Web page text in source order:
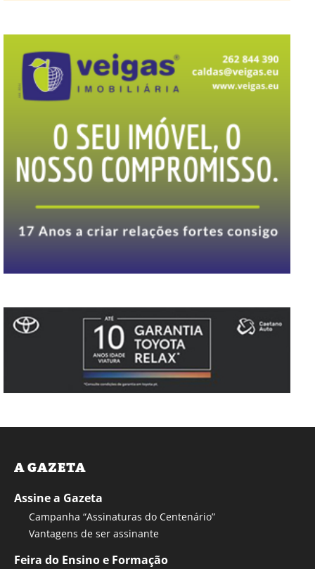
A GAZETA
Assine a Gazeta
Campanha “Assinaturas do Centenário”
Vantagens de ser assinante
Feira do Ensino e Formação